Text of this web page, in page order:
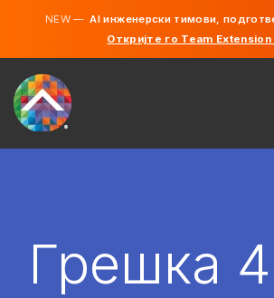
NEW —AI инженерски тимови,
Откријте го Team
АНГАЖИРАЈ
Грешка